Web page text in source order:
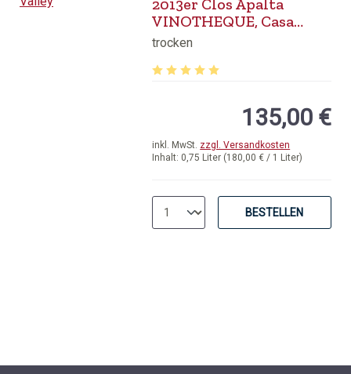
2013er Clos Apalta
VINOTHEQUE, Casa
Lapostolle, Colchagua
trocken
Inhalt: 0,75 Liter (180,00 € / 1 Liter)
inkl. MwSt. zzgl. Versandkosten
135,00 €
BESTELLEN